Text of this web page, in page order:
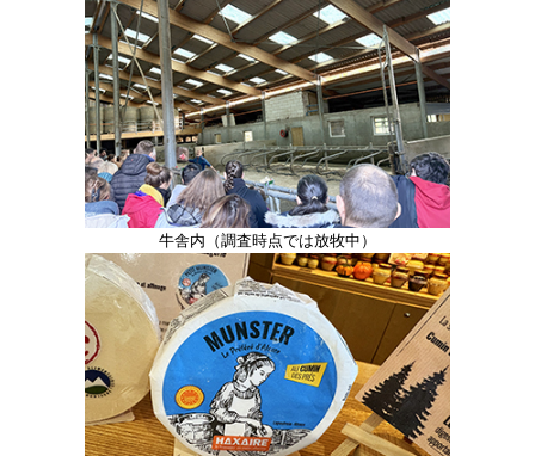
牛舎内（調査時点では放牧中）